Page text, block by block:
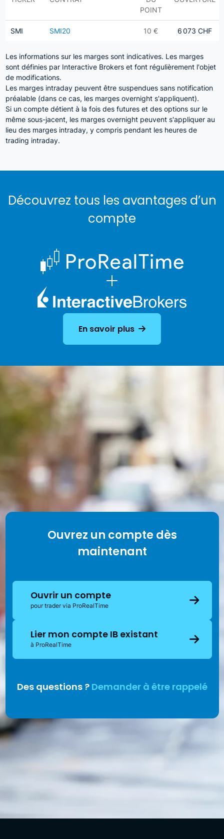
POINT
SMI SMI20 10 € 6 073 CHF
Les informations sur les marges sont indicatives. Les marges
sont définies par Interactive Brokers et font régulièrement l'objet
de modifications.
Les marges intraday peuvent être suspendues sans notification
préalable (dans ce cas, les marges overnight s'appliquent).
Si un compte détient à la fois des futures et des options sur le
même sous-jacent, les marges overnight peuvent s'appliquer au
lieu des marges intraday, y compris pendant les heures de
trading intraday.
Découvrez tous les avantages d’un
compte
En savoir plus
Ouvrez un compte dès
maintenant
Ouvrir un compte
pour trader via ProRealTime
Lier mon compte IB existant
à ProRealTime
Des questions ? Demander à être rappelé